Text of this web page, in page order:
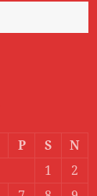
P S
N
1
2